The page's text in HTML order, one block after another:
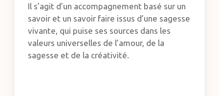
Il s’agit d’un accompagnement basé sur un
savoir et un savoir faire issus d’une sagesse
vivante, qui puise ses sources dans les
valeurs universelles de l’amour, de la
sagesse et de la créativité.